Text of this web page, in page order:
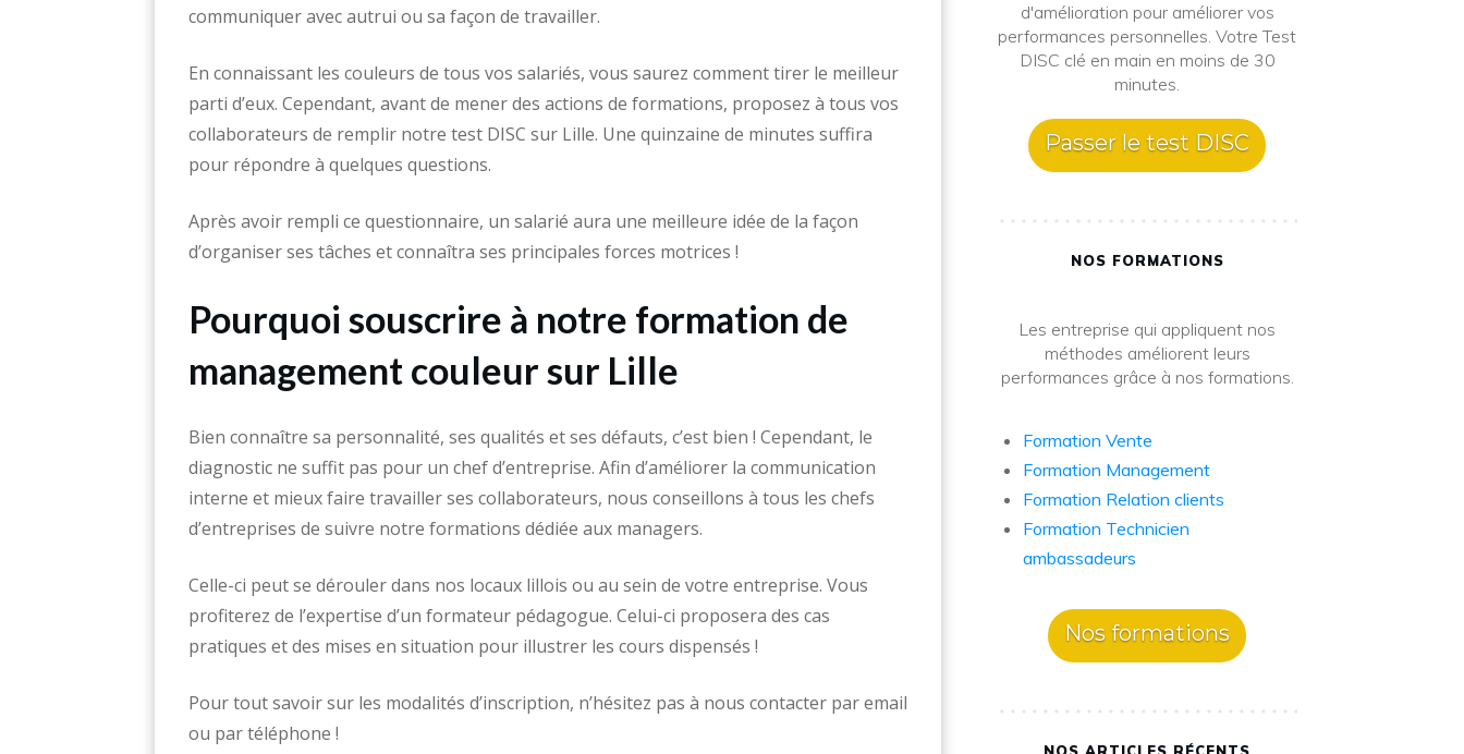
communiquer avec autrui ou sa façon de travailler.
En connaissant les couleurs de tous vos salariés, vous saurez comment tirer le meilleur
parti d’eux. Cependant, avant de mener des actions de formations, proposez à tous vos
collaborateurs de remplir notre test DISC sur Lille. Une quinzaine de minutes suffira
pour répondre à quelques questions.
Après avoir rempli ce questionnaire, un salarié aura une meilleure idée de la façon
d’organiser ses tâches et connaîtra ses principales forces motrices !
Pourquoi souscrire à notre formation de
management couleur sur Lille
Bien connaître sa personnalité, ses qualités et ses défauts, c’est bien ! Cependant, le
diagnostic ne suffit pas pour un chef d’entreprise. Afin d’améliorer la communication
interne et mieux faire travailler ses collaborateurs, nous conseillons à tous les chefs
d’entreprises de suivre notre formations dédiée aux managers.
Celle-ci peut se dérouler dans nos locaux lillois ou au sein de votre entreprise. Vous
profiterez de l’expertise d’un formateur pédagogue. Celui-ci proposera des cas
pratiques et des mises en situation pour illustrer les cours dispensés !
Pour tout savoir sur les modalités d’inscription, n’hésitez pas à nous contacter par email
ou par téléphone !
d'amélioration pour améliorer vos
performances personnelles. Votre Test
DISC clé en main en moins de 30
minutes.
Passer le test DISC
NOS FORMATIONS
Les entreprise qui appliquent nos
méthodes améliorent leurs
performances grâce à nos formations.
Formation Vente
Formation Management
Formation Relation clients
Formation Technicien
ambassadeurs
Nos formations